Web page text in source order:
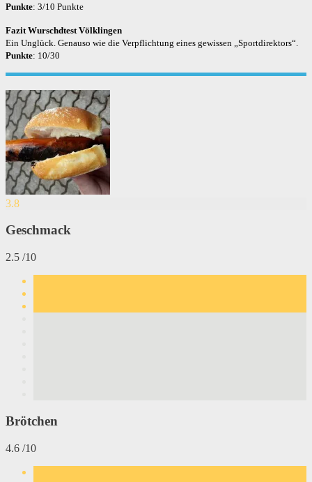
Punkte: 3/10 Punkte
Fazit Wurschdtest Völklingen
Ein Unglück. Genauso wie die Verpflichtung eines gewissen „Sportdirektors“.
Punkte: 10/30
3.8
Geschmack
2.5 /10
Brötchen
4.6 /10